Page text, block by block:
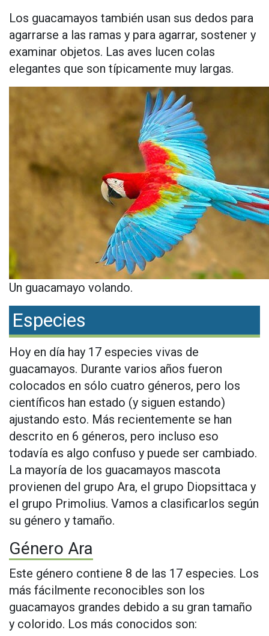
Los guacamayos también usan sus dedos para
agarrarse a las ramas y para agarrar, sostener y
examinar objetos. Las aves lucen colas
elegantes que son típicamente muy largas.
Un guacamayo volando.
Especies
Hoy en día hay 17 especies vivas de
guacamayos. Durante varios años fueron
colocados en sólo cuatro géneros, pero los
científicos han estado (y siguen estando)
ajustando esto. Más recientemente se han
descrito en 6 géneros, pero incluso eso
todavía es algo confuso y puede ser cambiado.
La mayoría de los guacamayos mascota
provienen del grupo Ara, el grupo Diopsittaca y
el grupo Primolius. Vamos a clasificarlos según
su género y tamaño.
Género Ara
Este género contiene 8 de las 17 especies. Los
más fácilmente reconocibles son los
guacamayos grandes debido a su gran tamaño
y colorido. Los más conocidos son: